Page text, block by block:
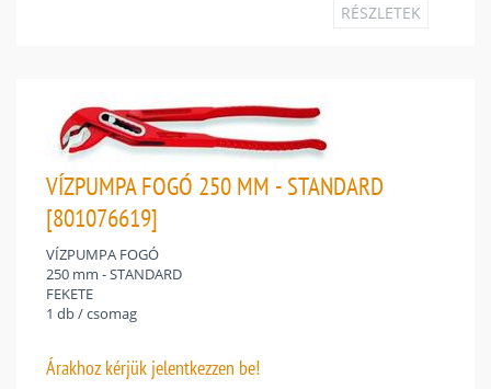
RÉSZLETEK
VÍZPUMPA FOGÓ 250 MM - STANDARD
[801076619]
VÍZPUMPA FOGÓ
250 mm - STANDARD
FEKETE
1 db / csomag
Árakhoz kérjük jelentkezzen be!